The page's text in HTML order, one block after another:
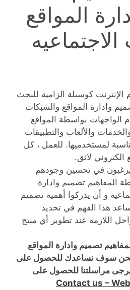
المواقع
كوسيلة الزامية للبحث
وادارة المواقع والشبكات
الواجهات بواسطة المواقع
والخدمات والألعاب والتطبيقات
لمستخدميها. للعمل ، كل
لائق.
في تحسين وجودهم
المفاهيم تصميم وادارة
و أن يدركوا أهمية تصميم
هذا الفهم في تحديد
اللازمة عند تطوير أي منتج
تصميم وادارة المواقع
ونحن سوف نساعدك للحصول على
مراسلتنا للحصول على
Contact us –